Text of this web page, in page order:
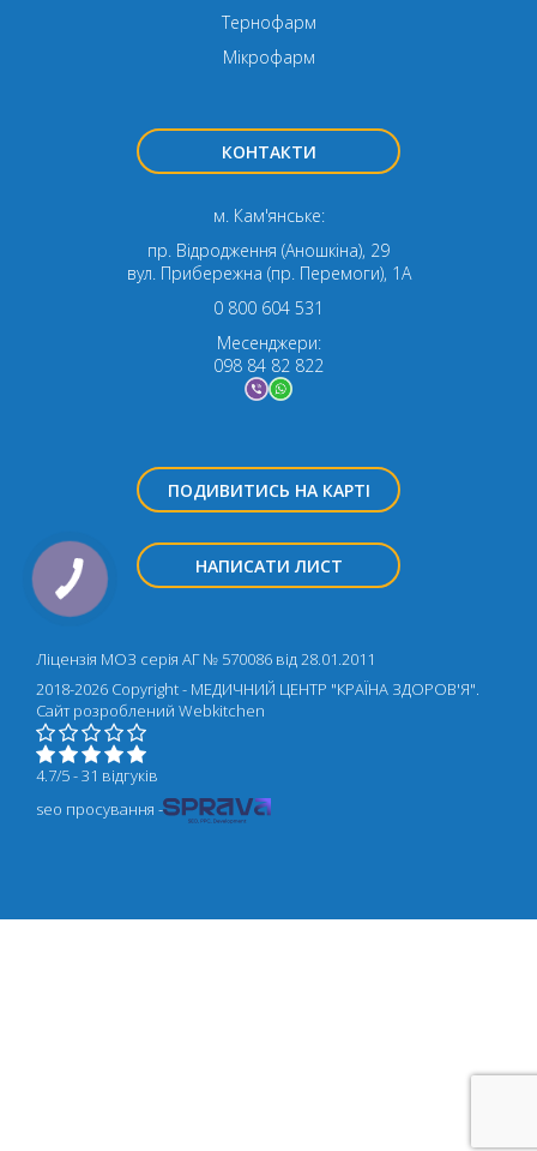
Тернофарм
Мікрофарм
КОНТАКТИ
м. Кам'янське:
пр. Відродження (Аношкіна), 29
вул. Прибережна (пр. Перемоги), 1А
0 800 604 531
Месенджери:
098 84 82 822
ПОДИВИТИСЬ НА КАРТІ
НАПИСАТИ ЛИСТ
Ліцензія МОЗ серія АГ № 570086 від 28.01.2011
2018-2026 Copyright - МЕДИЧНИЙ ЦЕНТР "КРАЇНА ЗДОРОВ'Я".
Cайт розроблений Webkitchen
4.7/5 - 31 відгуків
seo просування -